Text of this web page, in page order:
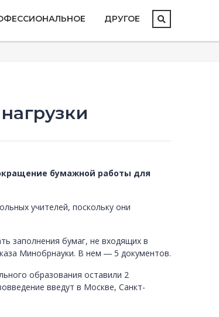
ДРУГОЕ
бумажной работы для
учителей, поскольку они
заполнения бумаг, не входящих в
Минобрнауки. В нем ― 5 документов.
образования оставили 2
введут в Москве, Санкт-